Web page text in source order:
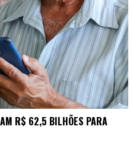
R$ 62,5 BILHÕES PARA